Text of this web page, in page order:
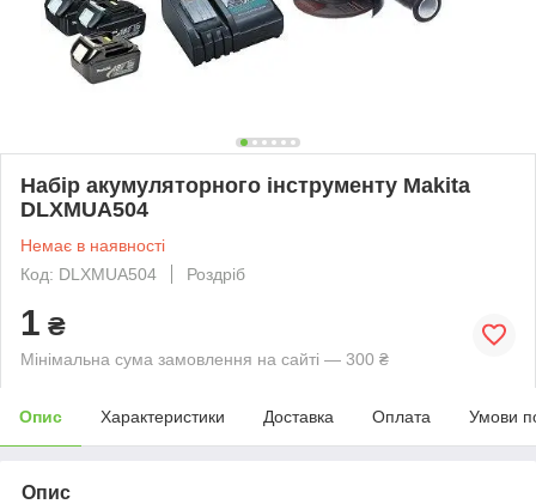
Набір акумуляторного інструменту Makita
DLXMUA504
Немає в наявності
Код: DLXMUA504
Роздріб
1 ₴
Мінімальна сума замовлення на сайті — 300 ₴
Опис Характеристики Доставка Оплата Умови
Опис